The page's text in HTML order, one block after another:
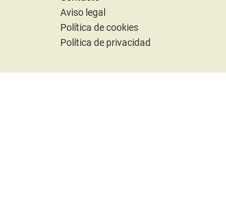
Aviso legal
Política de cookies
Política de privacidad